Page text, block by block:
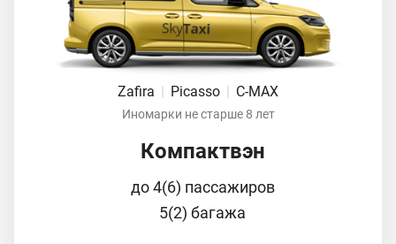
Zafira | Picasso | C-MAX
Иномарки не старше 8 лет
Компактвэн
до 4(6) пассажиров
5(2) багажа